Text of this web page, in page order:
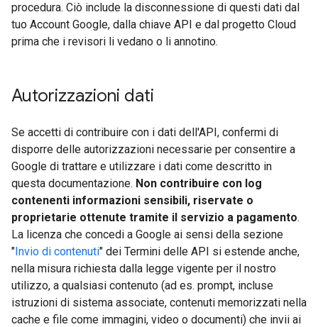
procedura. Ciò include la disconnessione di questi dati dal
tuo Account Google, dalla chiave API e dal progetto Cloud
prima che i revisori li vedano o li annotino.
Autorizzazioni dati
Se accetti di contribuire con i dati dell'API, confermi di
disporre delle autorizzazioni necessarie per consentire a
Google di trattare e utilizzare i dati come descritto in
questa documentazione. Non contribuire con log
contenenti informazioni sensibili, riservate o
proprietarie ottenute tramite il servizio a pagamento.
La licenza che concedi a Google ai sensi della sezione
"Invio di contenuti" dei Termini delle API si estende anche,
nella misura richiesta dalla legge vigente per il nostro
utilizzo, a qualsiasi contenuto (ad es. prompt, incluse
istruzioni di sistema associate, contenuti memorizzati nella
cache e file come immagini, video o documenti) che invii ai